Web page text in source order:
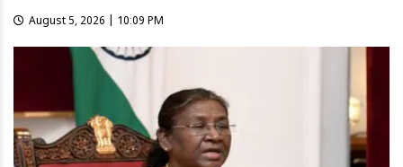
August 5, 2026 | 10:09 PM